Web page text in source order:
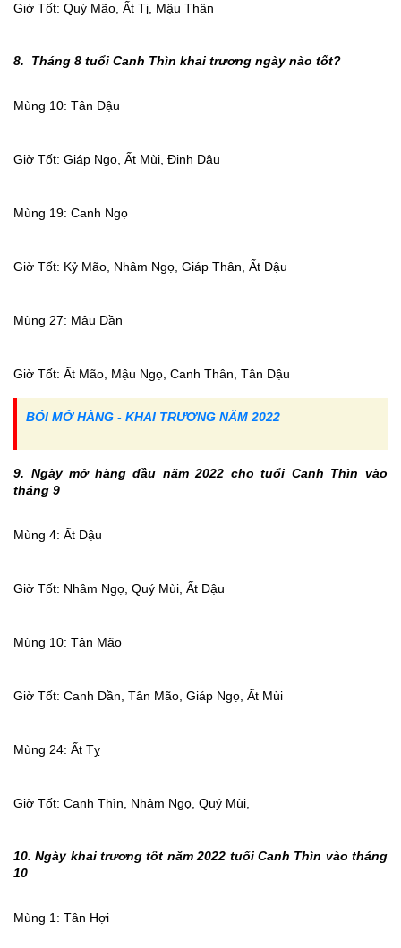
Giờ Tốt: Quý Mão, Ất Tị, Mậu Thân
8. Tháng 8 tuổi Canh Thìn khai trương ngày nào tốt?
Mùng 10: Tân Dậu
Giờ Tốt: Giáp Ngọ, Ất Mùi, Đinh Dậu
Mùng 19: Canh Ngọ
Giờ Tốt: Kỷ Mão, Nhâm Ngọ, Giáp Thân, Ất Dậu
Mùng 27: Mậu Dần
Giờ Tốt: Ất Mão, Mậu Ngọ, Canh Thân, Tân Dậu
BÓI MỞ HÀNG - KHAI TRƯƠNG NĂM 2022
9. Ngày mở hàng đầu năm 2022 cho tuổi Canh Thìn vào
tháng 9
Mùng 4: Ất Dậu
Giờ Tốt: Nhâm Ngọ, Quý Mùi, Ất Dậu
Mùng 10: Tân Mão
Giờ Tốt: Canh Dần, Tân Mão, Giáp Ngọ, Ất Mùi
Mùng 24: Ất Tỵ
Giờ Tốt: Canh Thìn, Nhâm Ngọ, Quý Mùi,
10. Ngày khai trương tốt năm 2022 tuổi Canh Thìn vào tháng
10
Mùng 1: Tân Hợi